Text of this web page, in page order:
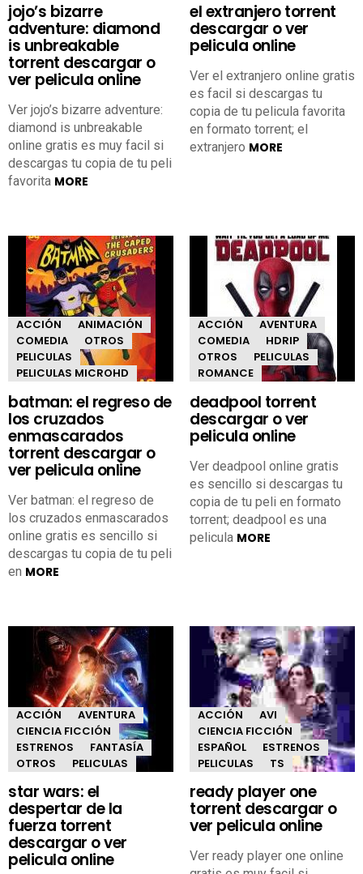
jojo’s bizarre
adventure: diamond
is unbreakable
torrent descargar o
ver pelicula online
Ver jojo’s bizarre adventure:
diamond is unbreakable
online gratis es muy facil si
descargas tu copia de tu peli
favorita MORE
el extranjero torrent
descargar o ver
pelicula online
Ver el extranjero online gratis
es facil si descargas tu
copia de tu pelicula favorita
en formato torrent; el
extranjero MORE
ACCIÓN
ANIMACIÓN
COMEDIA
OTROS
PELICULAS
PELICULAS MICROHD
batman: el regreso de
los cruzados
enmascarados
torrent descargar o
ver pelicula online
Ver batman: el regreso de
los cruzados enmascarados
online gratis es sencillo si
descargas tu copia de tu peli
en MORE
ACCIÓN
AVENTURA
COMEDIA
HDRIP
OTROS
PELICULAS
ROMANCE
deadpool torrent
descargar o ver
pelicula online
Ver deadpool online gratis
es sencillo si descargas tu
copia de tu peli en formato
torrent; deadpool es una
pelicula MORE
ACCIÓN
AVENTURA
CIENCIA FICCIÓN
ESTRENOS
FANTASÍA
OTROS
PELICULAS
star wars: el
despertar de la
fuerza torrent
descargar o ver
pelicula online
ACCIÓN
AVI
CIENCIA FICCIÓN
ESPAÑOL
ESTRENOS
PELICULAS
TS
ready player one
torrent descargar o
ver pelicula online
Ver ready player one online